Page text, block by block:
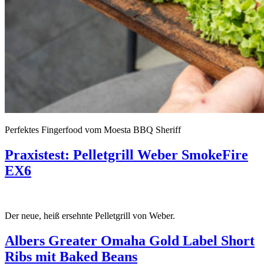
Perfektes Fingerfood vom Moesta BBQ Sheriff
Praxistest: Pelletgrill Weber SmokeFire
EX6
Der neue, heiß ersehnte Pelletgrill von Weber.
Albers Greater Omaha Gold Label Short
Ribs mit Baked Beans